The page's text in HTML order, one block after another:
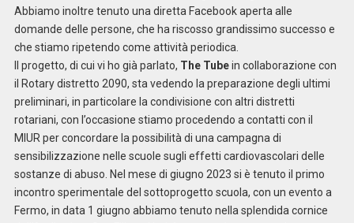
Abbiamo inoltre tenuto una diretta Facebook aperta alle
domande delle persone, che ha riscosso grandissimo successo e
che stiamo ripetendo come attività periodica.
Il progetto, di cui vi ho già parlato, The Tubein collaborazione con
il Rotary distretto 2090, sta vedendo la preparazione degli ultimi
preliminari, in particolare la condivisione con altri distretti
rotariani, con l’occasione stiamo procedendo a contatti con il
MIUR per concordare la possibilità di una campagna di
sensibilizzazione nelle scuole sugli effetti cardiovascolari delle
sostanze di abuso. Nel mese di giugno 2023 si è tenuto il primo
incontro sperimentale del sottoprogetto scuola, con un evento a
Fermo, in data 1 giugno abbiamo tenuto nella splendida cornice